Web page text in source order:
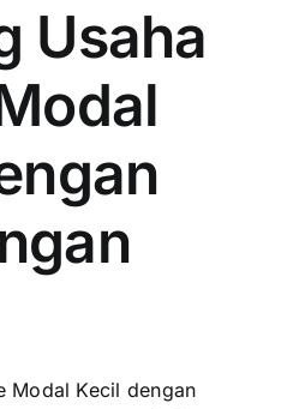
Usaha
Modal Kecil dengan